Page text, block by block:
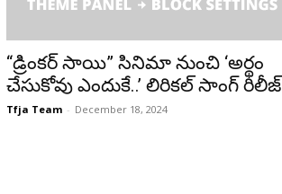
“డ్రింకర్ సాయి” సినిమా నుంచి ‘అర్థం
చేసుకోవు ఎందుకే..’ లిరికల్ సాంగ్ రిలీజ్
Tfja Team - December 18, 2024